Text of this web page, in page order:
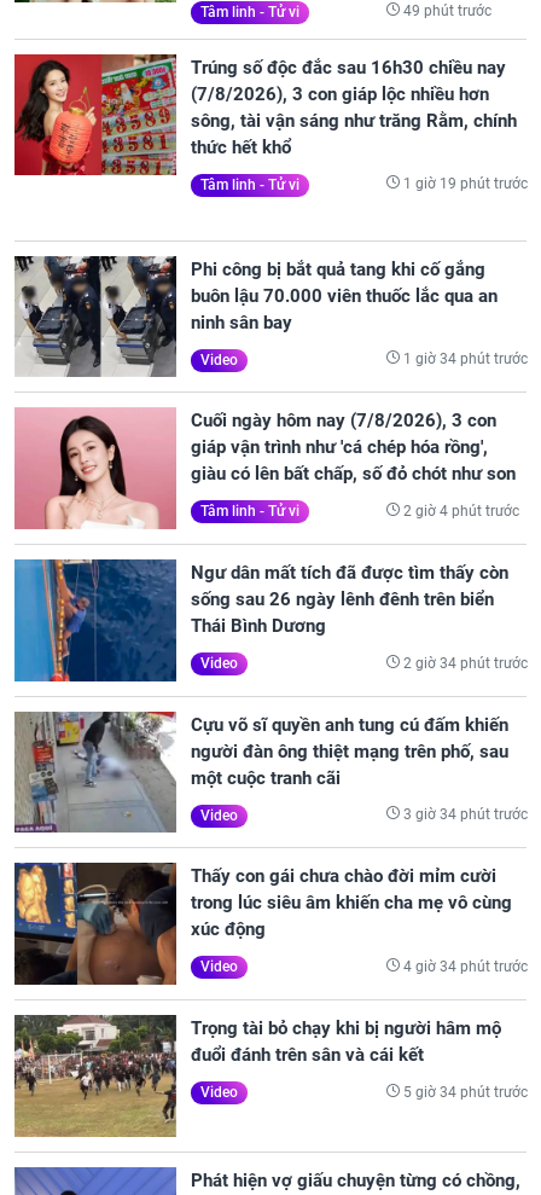
Tâm linh - Tử vi 49 phút trước
Trúng số độc đắc sau 16h30 chiều nay
(7/8/2026), 3 con giáp lộc nhiều hơn
sông, tài vận sáng như trăng Rằm, chính
thức hết khổ
Tâm linh - Tử vi 1 giờ 19 phút trước
Phi công bị bắt quả tang khi cố gắng
buôn lậu 70.000 viên thuốc lắc qua an
ninh sân bay
Video 1 giờ 34 phút trước
Cuối ngày hôm nay (7/8/2026), 3 con
giáp vận trình như 'cá chép hóa rồng',
giàu có lên bất chấp, số đỏ chót như son
Tâm linh - Tử vi 2 giờ 4 phút trước
Ngư dân mất tích đã được tìm thấy còn
sống sau 26 ngày lênh đênh trên biển
Thái Bình Dương
Video 2 giờ 34 phút trước
Cựu võ sĩ quyền anh tung cú đấm khiến
người đàn ông thiệt mạng trên phố, sau
một cuộc tranh cãi
Video 3 giờ 34 phút trước
Thấy con gái chưa chào đời mỉm cười
trong lúc siêu âm khiến cha mẹ vô cùng
xúc động
Video 4 giờ 34 phút trước
Trọng tài bỏ chạy khi bị người hâm mộ
đuổi đánh trên sân và cái kết
Video 5 giờ 34 phút trước
Phát hiện vợ giấu chuyện từng có chồng,